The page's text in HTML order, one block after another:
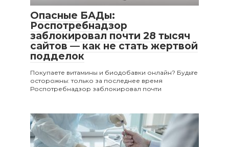
Опасные БАДы:
Роспотребнадзор
заблокировал почти 28 тысяч
сайтов — как не стать жертвой
подделок
Покупаете витамины и биодобавки онлайн? Будьте
осторожны: только за последнее время
Роспотребнадзор заблокировал почти